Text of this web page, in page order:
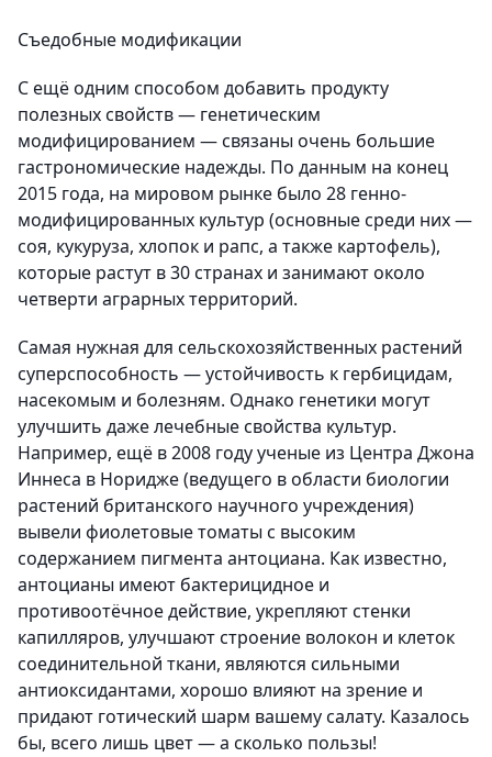
Съедобные модификации
С ещё одним способом добавить продукту
полезных свойств — генетическим
модифицированием — связаны очень большие
гастрономические надежды. По данным на конец
2015 года, на мировом рынке было 28 генно-
модифицированных культур (основные среди них —
соя, кукуруза, хлопок и рапс, а также картофель),
которые растут в 30 странах и занимают около
четверти аграрных территорий.
Самая нужная для сельскохозяйственных растений
суперспособность — устойчивость к гербицидам,
насекомым и болезням. Однако генетики могут
улучшить даже лечебные свойства культур.
Например, ещё в 2008 году ученые из Центра Джона
Иннеса в Норидже (ведущего в области биологии
растений британского научного учреждения)
вывели фиолетовые томаты с высоким
содержанием пигмента антоциана. Как известно,
антоцианы имеют бактерицидное и
противоотёчное действие, укрепляют стенки
капилляров, улучшают строение волокон и клеток
соединительной ткани, являются сильными
антиоксидантами, хорошо влияют на зрение и
придают готический шарм вашему салату. Казалось
бы, всего лишь цвет — а сколько пользы!